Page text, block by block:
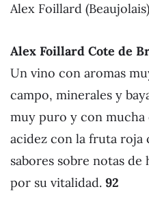
Alex Foillard (Beaujolais)
Alex Foillard Cote de
Un vino con aromas
campo, minerales y
muy puro y con
acidez con la fruta
sabores sobre notas de
por su vitalidad. 92